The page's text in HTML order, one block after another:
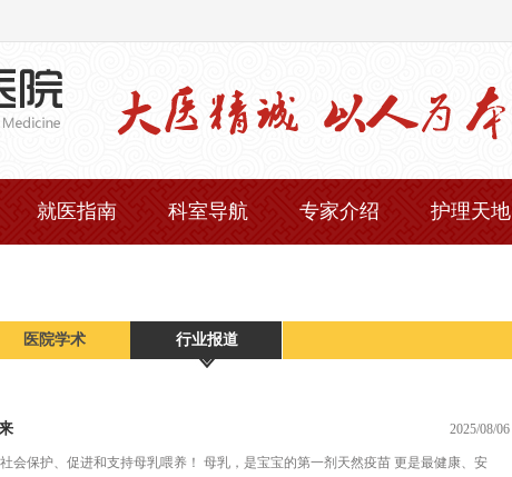
就医指南 科室导航 专家介绍 护理天地
医院学术 行业报道
2025/08/06
会保护、促进和支持母乳喂养！ 母乳，是宝宝的第一剂天然疫苗 更是最健康、安